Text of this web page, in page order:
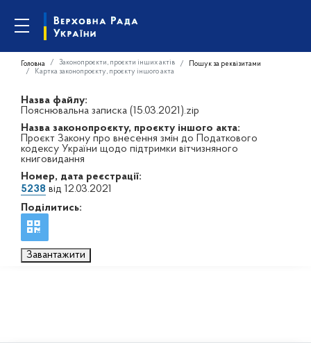
Головна Законопроєкти, проєкти інших актів
Пошук за реквізитами
Картка законопроєкту, проєкту іншого акта
Назва файлу:
Пояснювальна записка (15.03.2021).zip
Назва законопроєкту, проєкту іншого акта:
Проєкт Закону про внесення змін до Податкового
кодексу України щодо підтримки вітчизняного
книговидання
Номер, дата реєстрації:
5238 від 12.03.2021
Поділитись:
Завантажити